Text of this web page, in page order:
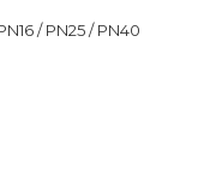
/ PN25 / PN40